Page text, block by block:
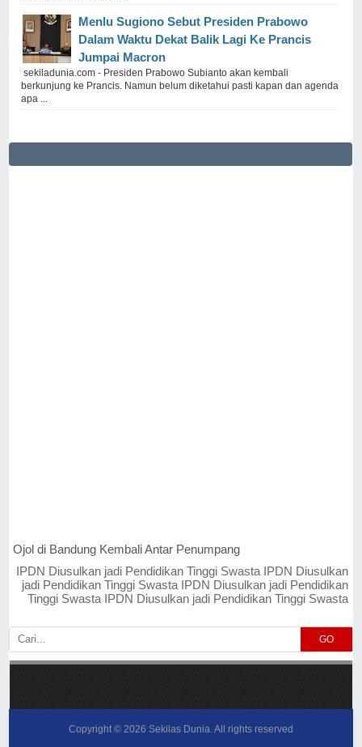
Menlu Sugiono Sebut Presiden Prabowo
Dalam Waktu Dekat Balik Lagi Ke Prancis
Jumpai Macron
sekiladunia.com - Presiden Prabowo Subianto akan kembali
berkunjung ke Prancis. Namun belum diketahui pasti kapan dan agenda
apa ...
Ojol di Bandung Kembali Antar Penumpang
IPDN Diusulkan jadi Pendidikan Tinggi Swasta IPDN Diusulkan
jadi Pendidikan Tinggi Swasta IPDN Diusulkan jadi Pendidikan
Tinggi Swasta IPDN Diusulkan jadi Pendidikan Tinggi Swasta
GO
Copyright © 2026 Sekilas Dunia. All rights reserved